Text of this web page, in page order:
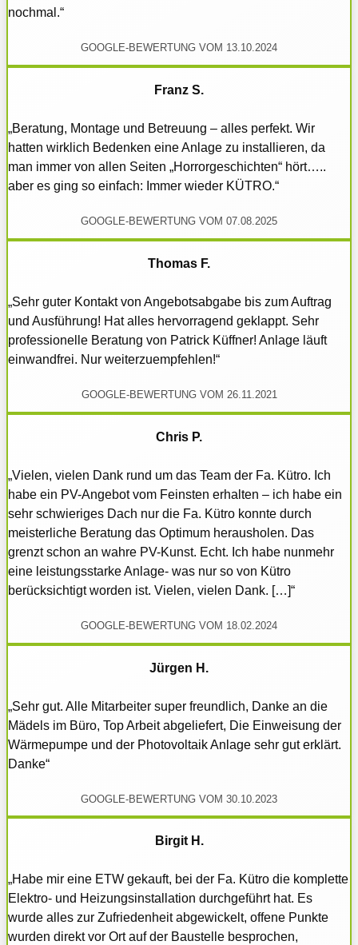
nochmal.“
GOOGLE-BEWERTUNG VOM 13.10.2024
Franz S.
„Beratung, Montage und Betreuung – alles perfekt. Wir
hatten wirklich Bedenken eine Anlage zu installieren, da
man immer von allen Seiten „Horrorgeschichten“ hört…..
aber es ging so einfach: Immer wieder KÜTRO.“
GOOGLE-BEWERTUNG VOM 07.08.2025
Thomas F.
„Sehr guter Kontakt von Angebotsabgabe bis zum Auftrag
und Ausführung! Hat alles hervorragend geklappt. Sehr
professionelle Beratung von Patrick Küffner! Anlage läuft
einwandfrei. Nur weiterzuempfehlen!“
GOOGLE-BEWERTUNG VOM 26.11.2021
Chris P.
„Vielen, vielen Dank rund um das Team der Fa. Kütro. Ich
habe ein PV-Angebot vom Feinsten erhalten – ich habe ein
sehr schwieriges Dach nur die Fa. Kütro konnte durch
meisterliche Beratung das Optimum herausholen. Das
grenzt schon an wahre PV-Kunst. Echt. Ich habe nunmehr
eine leistungsstarke Anlage- was nur so von Kütro
berücksichtigt worden ist. Vielen, vielen Dank. […]“
GOOGLE-BEWERTUNG VOM 18.02.2024
Jürgen H.
„Sehr gut. Alle Mitarbeiter super freundlich, Danke an die
Mädels im Büro, Top Arbeit abgeliefert, Die Einweisung der
Wärmepumpe und der Photovoltaik Anlage sehr gut erklärt.
Danke“
GOOGLE-BEWERTUNG VOM 30.10.2023
Birgit H.
„Habe mir eine ETW gekauft, bei der Fa. Kütro die komplette
Elektro- und Heizungsinstallation durchgeführt hat. Es
wurde alles zur Zufriedenheit abgewickelt, offene Punkte
wurden direkt vor Ort auf der Baustelle besprochen,